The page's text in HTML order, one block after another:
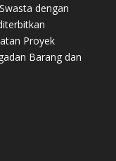
dengan
Proyek
Barang dan